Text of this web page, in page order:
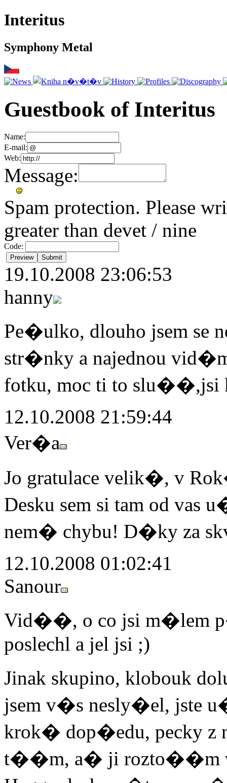
Interitus
Symphony Metal
Guestbook of Interitus
Name:
E-mail:
Web:
Message:
Spam protection. Please
greater than devet / nine
Code:
19.10.2008 23:06:53
hanny
Pe�ulko, dlouho jsem se
str�nky a najednou
fotku, moc ti to
12.10.2008 21:59:44
Ver�a
Jo gratulace velik�, v
Desku sem si tam od
nem� chybu! D�ky za
12.10.2008 01:02:41
Sanour
Vid��, o co jsi m�lem
poslechl a jel jsi ;)
Jinak skupino, klobouk
jsem v�s nesly�el, jste
krok� dop�edu, pecky z
t��m, a� ji rozto��m